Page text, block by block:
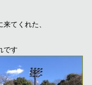
てくれた、
です